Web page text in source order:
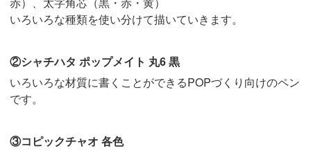
いろいろな種類を使い分けて描いていきます。
②シャチハタ ポップメイト 丸6 黒
いろいろな材質に書くことができるPOPづくり向けのペン
です。
③コピックチャオ 各色